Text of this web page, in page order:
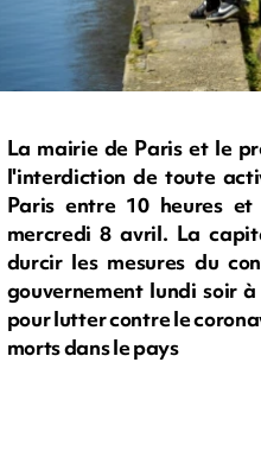
La mairie de Paris et le
l'interdiction de toute
Paris entre 10 heures
mercredi 8 avril. La
durcir les mesures du
gouvernement lundi soir
pour lutter contre le
morts dans le pays